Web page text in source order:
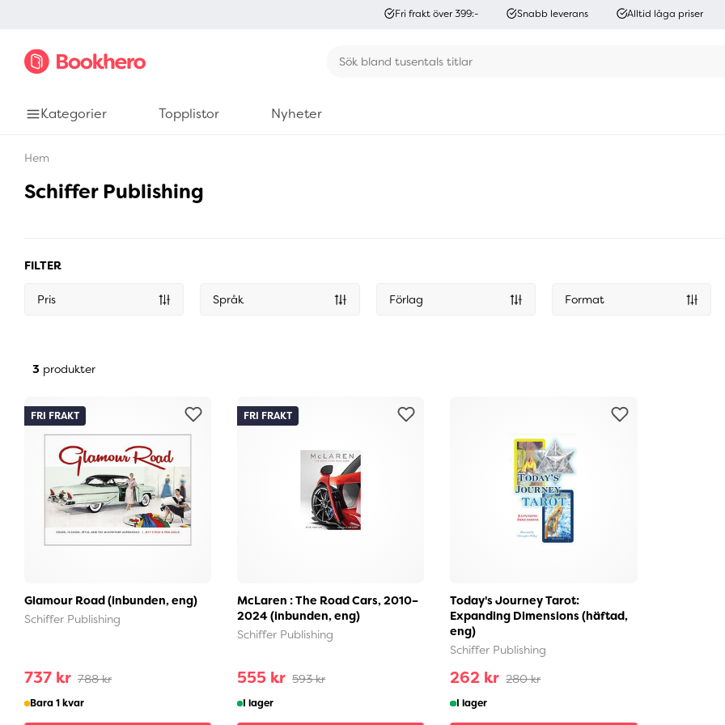
Fri frakt över 399:- Snabb leverans Alltid låga priser
Kategorier Topplistor Nyheter
Hem
Schiffer Publishing
FILTER
Pris Språk Förlag Format
3 produkter
Glamour Road (inbunden, eng)
Schiffer Publishing
737 kr 788 kr
FRI FRAKT
Bara 1 kvar
McLaren : The Road Cars, 2010–
2024 (inbunden, eng)
Schiffer Publishing
555 kr 593 kr
FRI FRAKT
I lager
Today's Journey Tarot:
Expanding Dimensions (häftad,
eng)
Schiffer Publishing
262 kr 280 kr
I lager